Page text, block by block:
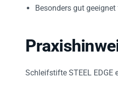
Besonders gut
Schleifstifte STEEL